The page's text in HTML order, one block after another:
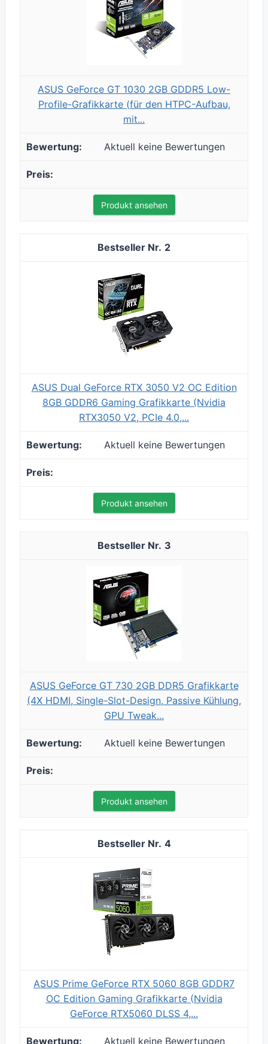
ASUS GeForce GT 1030 2GB GDDR5 Low-
Profile-Grafikkarte (für den HTPC-Aufbau,
mit...
Aktuell keine Bewertungen
Produkt ansehen
2
ASUS Dual GeForce RTX 3050 V2 OC Edition
8GB GDDR6 Gaming Grafikkarte (Nvidia
RTX3050 V2, PCIe 4.0,...
Aktuell keine Bewertungen
Produkt ansehen
3
ASUS GeForce GT 730 2GB DDR5 Grafikkarte
(4X HDMI, Single-Slot-Design, Passive Kühlung,
GPU Tweak...
Aktuell keine Bewertungen
Produkt ansehen
4
ASUS Prime GeForce RTX 5060 8GB GDDR7
OC Edition Gaming Grafikkarte (Nvidia
GeForce RTX5060 DLSS 4,...
Aktuell keine Bewertungen